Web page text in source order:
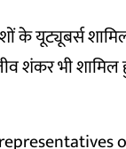
के यूट्यूबर्स
शंकर भी शामिल